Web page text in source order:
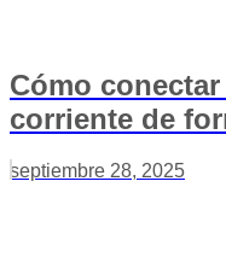
Cómo
corriente de
septiembre 28, 2025